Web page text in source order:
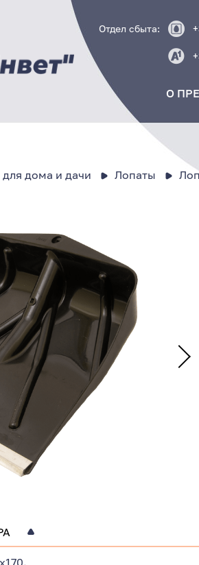
Отдел сбыта:
О
дома и дачи Лопаты